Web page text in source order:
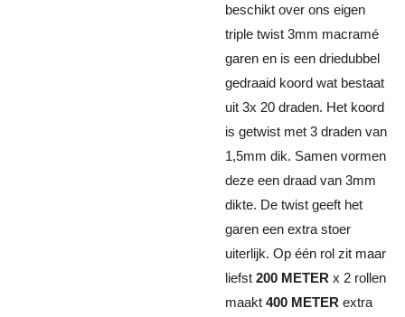
beschikt over ons eigen
triple twist 3mm macramé
garen en is een driedubbel
gedraaid koord wat bestaat
uit 3x 20 draden. Het koord
is getwist met 3 draden van
1,5mm dik. Samen vormen
deze een draad van 3mm
dikte. De twist geeft het
garen een extra stoer
uiterlijk. Op één rol zit maar
liefst 200 METER x 2 rollen
maakt 400 METER extra